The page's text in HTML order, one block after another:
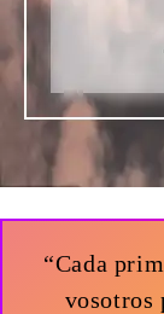
“Cada
vosotros